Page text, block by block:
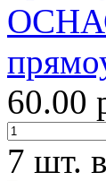
60.00
7 шт.